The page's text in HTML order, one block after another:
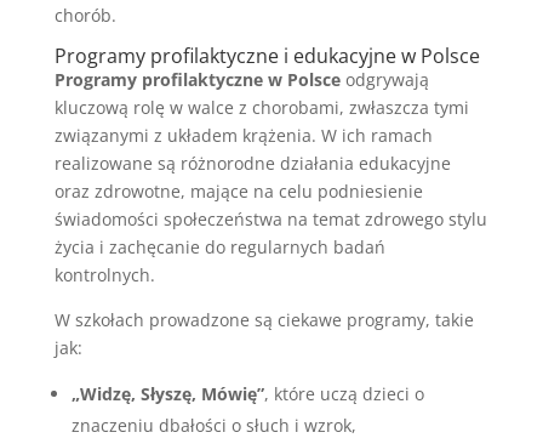
chorób.
Programy profilaktyczne i edukacyjne w Polsce
Programy profilaktyczne w Polsceodgrywają
kluczową rolę w walce z chorobami, zwłaszcza tymi
związanymi z układem krążenia. W ich ramach
realizowane są różnorodne działania edukacyjne
oraz zdrowotne, mające na celu podniesienie
świadomości społeczeństwa na temat zdrowego stylu
życia i zachęcanie do regularnych badań
kontrolnych.
W szkołach prowadzone są ciekawe programy, takie
jak:
„Widzę, Słyszę, Mówię”, które uczą dzieci o
znaczeniu dbałości o słuch i wzrok,